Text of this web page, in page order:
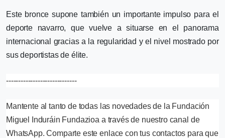
Este bronce supone también un importante impulso para el
deporte navarro, que vuelve a situarse en el panorama
internacional gracias a la regularidad y el nivel mostrado por
sus deportistas de élite.
-----------------------------
Mantente al tanto de todas las novedades de la Fundación
Miguel Induráin Fundazioa a través de nuestro canal de
WhatsApp. Comparte este enlace con tus contactos para que